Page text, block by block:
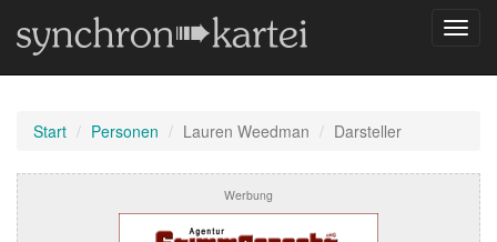
Start Personen Lauren Weedman Darsteller
Werbung